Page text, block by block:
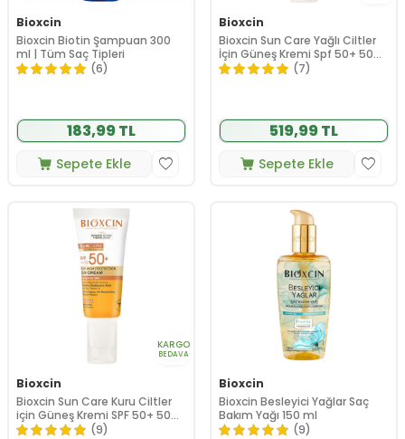
Bioxcin
Bioxcin Biotin Şampuan 300
ml | Tüm Saç Tipleri
(6)
183,99 TL
Sepete Ekle
Bioxcin
Bioxcin Sun Care Yağlı Ciltler
İçin Güneş Kremi Spf 50+ 50
ml
(7)
519,99 TL
Sepete Ekle
KARGO
BEDAVA
Bioxcin
Bioxcin Sun Care Kuru Ciltler
için Güneş Kremi SPF 50+ 50
ml
(9)
Bioxcin
Bioxcin Besleyici Yağlar Saç
Bakım Yağı 150 ml
(9)